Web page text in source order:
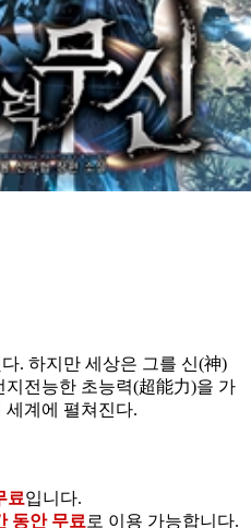
. 하지만 세상은 그를 신(神)
지전능한 초능력(超能力)을 가
세계에 펼쳐진다.
료입니다.
동안 무료 로 이용 가능합니다.